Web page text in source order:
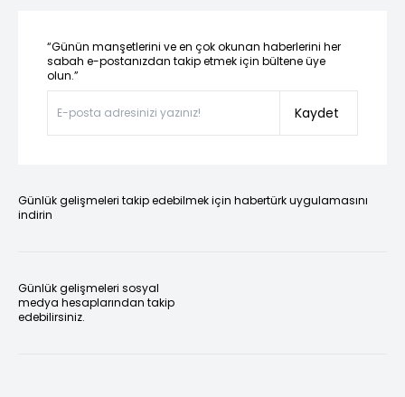
“Günün manşetlerini ve en çok okunan haberlerini her
sabah e-postanızdan takip etmek için bültene üye
olun.”
Kaydet
Günlük gelişmeleri takip edebilmek için habertürk uygulamasını
indirin
Günlük gelişmeleri sosyal
medya hesaplarından takip
edebilirsiniz.